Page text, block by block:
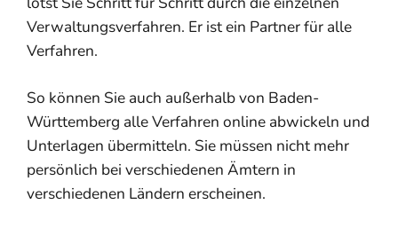
Verwaltungsverfahren. Er ist ein Partner für alle
Verfahren.
So können Sie auch außerhalb von Baden-
Württemberg alle Verfahren online abwickeln und
Unterlagen übermitteln. Sie müssen nicht mehr
persönlich bei verschiedenen Ämtern in
verschiedenen Ländern erscheinen.